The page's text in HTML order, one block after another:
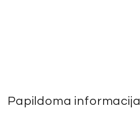
Papildoma informacija